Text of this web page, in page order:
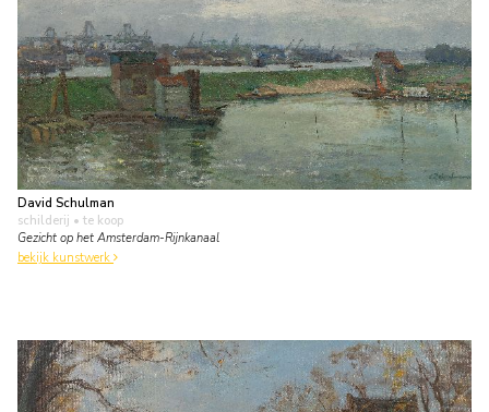
David Schulman
schilderij • te koop
Gezicht op het Amsterdam-Rijnkanaal
bekijk kunstwerk